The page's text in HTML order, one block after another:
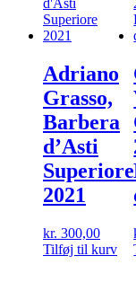
Adriano
Grasso,
Barbera
d’Asti
Superiore
2021
kr. 300,00
Tilføj til kurv